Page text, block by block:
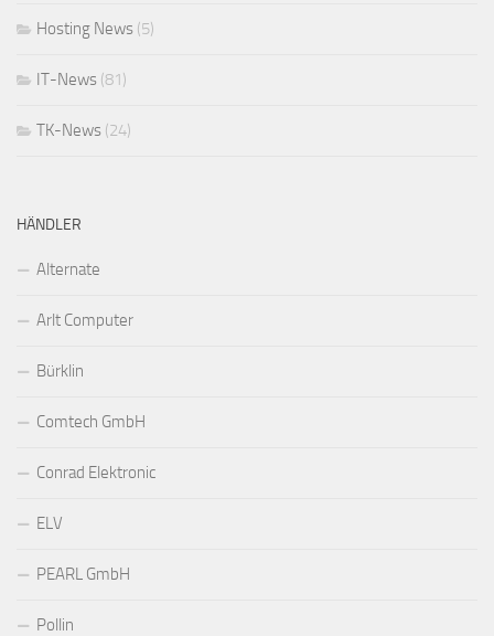
Hosting News (5)
IT-News (81)
TK-News (24)
HÄNDLER
Alternate
Arlt Computer
Bürklin
Comtech GmbH
Conrad Elektronic
ELV
PEARL GmbH
Pollin